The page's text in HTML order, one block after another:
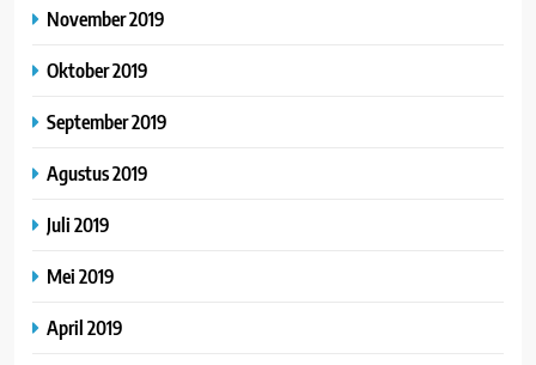
November 2019
Oktober 2019
September 2019
Agustus 2019
Juli 2019
Mei 2019
April 2019